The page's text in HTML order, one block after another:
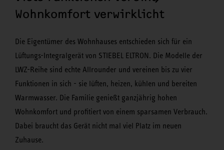
Wohnkomfort verwirklicht
Die Eigentümer des Wohnhauses entschieden sich für ein
Lüftungs-Integralgerät von STIEBEL ELTRON. Die Modelle der
LWZ-Reihe sind echte Allrounder und vereinen bis zu vier
Funktionen in sich - sie lüften, heizen, kühlen und bereiten
Warmwasser. Die Familie genießt ganzjährig hohen
Wohnkomfort und profitiert von einem sparsamen Verbrauch.
Dabei braucht das Gerät nicht mal viel Platz im neuen
Zuhause.